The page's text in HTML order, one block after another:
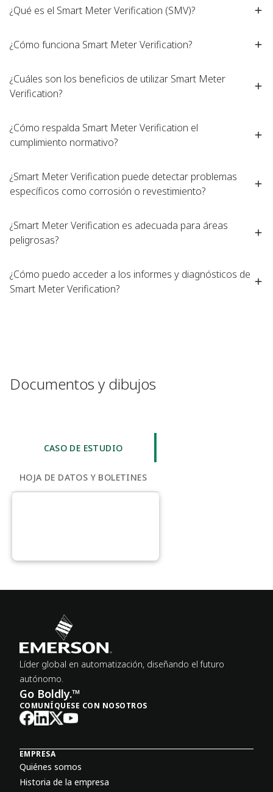
¿Qué es el Smart Meter Verification (SMV)?​
¿Cómo funciona Smart Meter Verification?​
¿Cuáles son los beneficios de utilizar Smart Meter
Verification?​
¿Cómo respalda Smart Meter Verification el
cumplimiento normativo?​
¿Smart Meter Verification puede detectar problemas
específicos como corrosión o revestimiento?​
¿Smart Meter Verification es adecuada para áreas
peligrosas?​
¿Cómo puedo acceder a los informes y diagnósticos de
Smart Meter Verification?​
Documentos y dibujos
CASO DE ESTUDIO
HOJA DE DATOS Y BOLETINES
Líder global en automatización, diseñando el futuro
autónomo.
Go Boldly.™
COMUNÍQUESE CON NOSOTROS
EMPRESA
Quiénes somos
Historia de la empresa